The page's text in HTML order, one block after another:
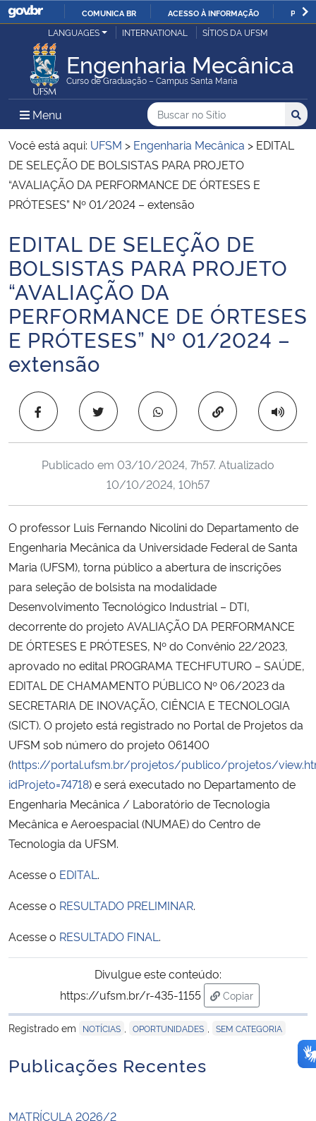
IR
O
COMUNICA BR ACESSO À INFORMAÇÃO
Ministério da Justiça e Segurança Pública
Ministério da Defesa
Ministério das Relações Exteriores
Ministério da Economia
Ministério da Agricultura, Pecuária e Abastecimento
Ministério da Educação
Ministério da Cidadania
Ministério da Saúde
Ministério de Minas e Energia
Ministério da Ciência, Tecnologia, Inovações e Comunicações
Ministério do Desenvolvimento Regional
Controladoria-Geral da União
Ministério da Mulher, da Família e dos Direitos Humanos
Secretaria-Geral
Secretaria de Governo
Gabinete de Segurança Institucional
Banco Central do Brasil
Planalto
LANGUAGES INTERNATIONAL SÍTIOS DA UFSM
Engenharia Mecânica
Curso de Graduação – Campus Santa Maria
Menu Menu Principal do Sítio
Busca
Buscar no no Sítio
Busca:
Você está aqui: UFSM > Engenharia Mecânica > EDITAL
DE SELEÇÃO DE BOLSISTAS PARA PROJETO
“AVALIAÇÃO DA PERFORMANCE DE ÓRTESES E
PRÓTESES” Nº 01/2024 – extensão
Início do conteúdo
EDITAL DE SELEÇÃO DE
BOLSISTAS PARA PROJETO
“AVALIAÇÃO DA
PERFORMANCE DE ÓRTESES
E PRÓTESES” Nº 01/2024 –
extensão
Copiar para área
Publicado em 03/10/2024, 7h57. Atualizado
10/10/2024, 10h57
O professor Luis Fernando Nicolini do Departamento de
Engenharia Mecânica da Universidade Federal de Santa
Maria (UFSM), torna público a abertura de inscrições
para seleção de bolsista na modalidade
Desenvolvimento Tecnológico Industrial – DTI,
decorrente do projeto AVALIAÇÃO DA PERFORMANCE
DE ÓRTESES E PRÓTESES, Nº do Convênio 22/2023,
aprovado no edital PROGRAMA TECHFUTURO – SAÚDE,
EDITAL DE CHAMAMENTO PÚBLICO Nº 06/2023 da
SECRETARIA DE INOVAÇÃO, CIÊNCIA E TECNOLOGIA
(SICT). O projeto está registrado no Portal de Projetos da
UFSM sob número do projeto 061400
(https://portal.ufsm.br/projetos/publico/projetos/
idProjeto=74718) e será executado no Departamento de
Engenharia Mecânica / Laboratório de Tecnologia
Mecânica e Aeroespacial (NUMAE) do Centro de
Tecnologia da UFSM.
Acesse o EDITAL .
Acesse o RESULTADO PRELIMINAR.
Acesse o RESULTADO FINAL .
Divulgue este conteúdo:
https://ufsm.br/r-435-1155
Copiar
para área de
Registrado em
NOTÍCIAS OPORTUNIDADES SEM CATEGORIA
Publicações Recentes
MATRÍCULA 2026/2